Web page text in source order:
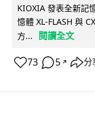
KIOXIA 發表全新記
憶體 XL-FLASH 與
方...
閱讀全文
73 5 ↗ 分